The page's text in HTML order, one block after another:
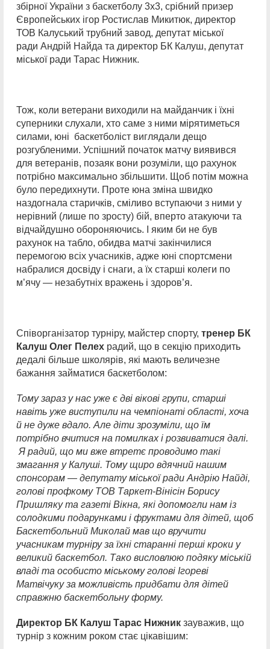
збірної України з баскетболу 3х3, срібний призер
Європейських ігор Ростислав Микитюк, директор
ТОВ Калуський трубний завод, депутат міської
ради Андрій Найда та директор БК Калуш, депутат
міської ради Тарас Нижник.
Тож, коли ветерани виходили на майданчик і їхні
суперники слухали, хто саме з ними мірятиметься
силами, юні баскетболіст виглядали дещо
розгубленими. Успішний початок матчу виявився
для ветеранів, позаяк вони розуміли, що рахунок
потрібно максимально збільшити. Щоб потім можна
було передихнути. Проте юна зміна швидко
наздогнала старичків, сміливо вступаючи з ними у
нерівний (лише по зросту) бій, вперто атакуючи та
відчайдушно обороняючись. І яким би не був
рахунок на табло, обидва матчі закінчилися
перемогою всіх учасників, адже юні спортсмени
набралися досвіду і снаги, а їх старші колеги по
м’ячу — незабутніх вражень і здоров’я.
Співорганізатор турніру, майстер спорту, тренер БК
Калуш Олег Пелех радий, що в секцію приходить
дедалі більше школярів, які мають величезне
бажання займатися баскетболом:
Тому зараз у нас уже є дві вікові групи, старші
навіть уже виступили на чемпіонаті області, хоча
й не дуже вдало. Але діти зрозуміли, що їм
потрібно вчитися на помилках і розвиватися далі.
Я радий, що ми вже втретє проводимо такі
змагання у Калуші. Тому щиро вдячний нашим
спонсорам — депутату міської ради Андрію Найді,
голові профкому ТОВ Таркет-Вінісін Борису
Пришляку та газеті Вікна, які допомогли нам із
солодкими подарунками і фруктами для дітей, щоб
Баскетбольний Миколай мав що вручити
учасникам турніру за їхні старанні перші кроки у
великий баскетбол. Тако висловлюю подяку міській
владі та особисто міському голові Ігореві
Матвічуку за можливість придбати для дітей
справжню баскетбольну форму.
Директор БК Калуш Тарас Нижник зауважив, що
турнір з кожним роком стає цікавішим: